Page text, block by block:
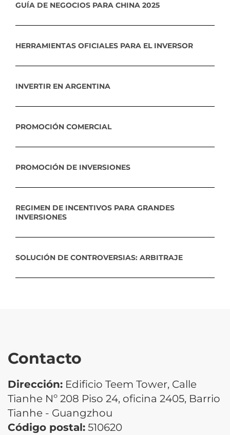
GUÍA DE NEGOCIOS PARA CHINA 2025
HERRAMIENTAS OFICIALES PARA EL INVERSOR
INVERTIR EN ARGENTINA
PROMOCIÓN COMERCIAL
PROMOCIÓN DE INVERSIONES
REGIMEN DE INCENTIVOS PARA GRANDES
INVERSIONES
SOLUCIÓN DE CONTROVERSIAS: ARBITRAJE
Contacto
Dirección: Edificio Teem Tower, Calle
Tianhe Nº 208 Piso 24, oficina 2405, Barrio
Tianhe - Guangzhou
Código postal: 510620